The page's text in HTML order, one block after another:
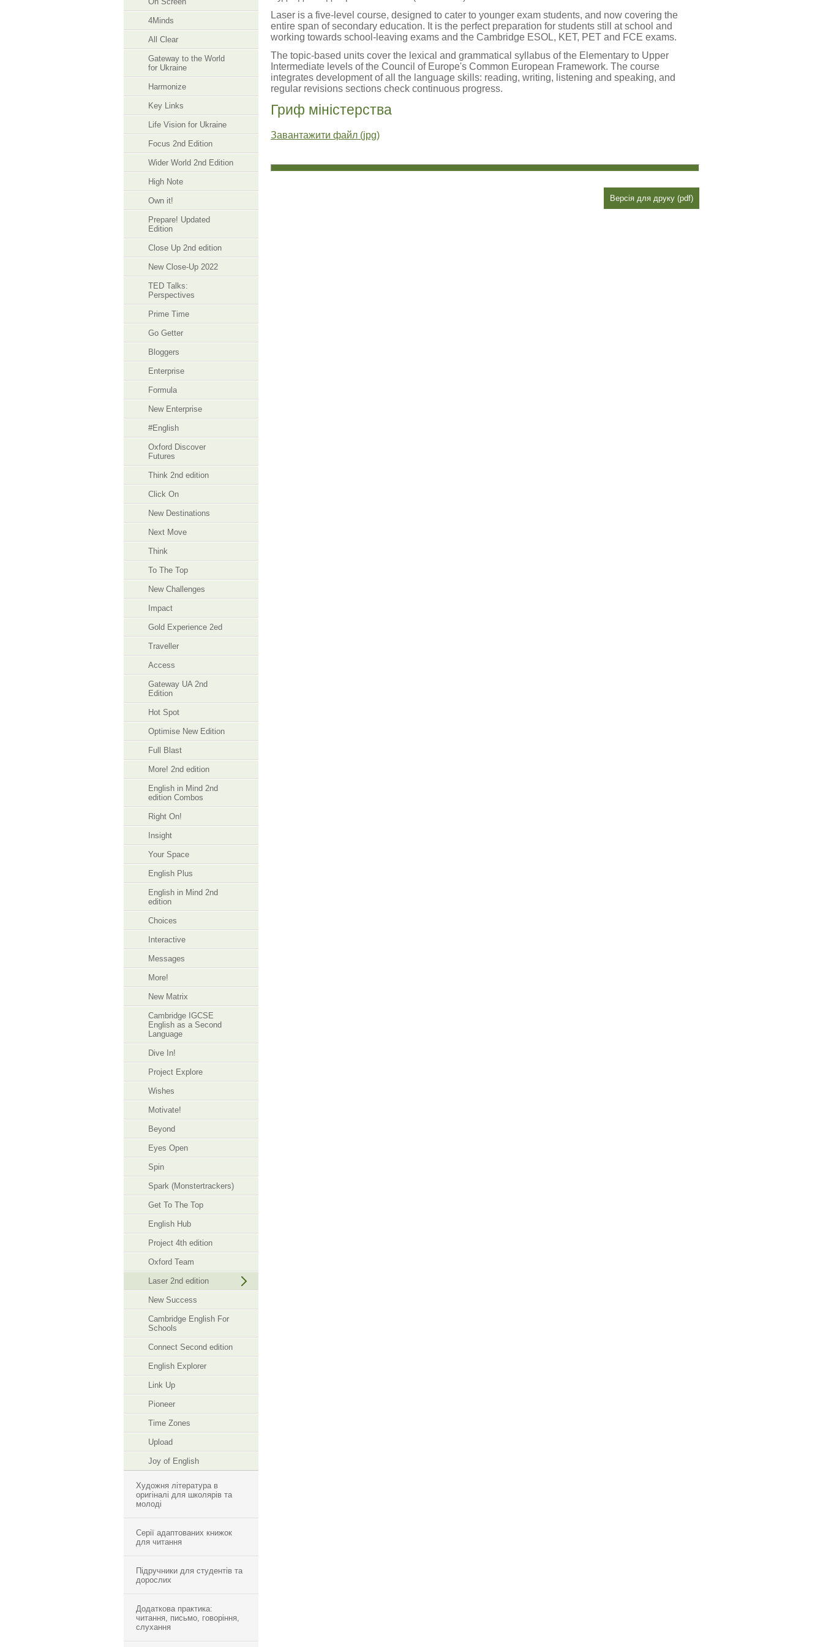
4Minds
All Clear
Gateway to the World
for Ukraine
Harmonize
Key Links
Life Vision for Ukraine
Focus 2nd Edition
Wider World 2nd Edition
High Note
Own it!
Prepare! Updated
Edition
Close Up 2nd edition
New Close-Up 2022
TED Talks:
Perspectives
Prime Time
Go Getter
Bloggers
Enterprise
Formula
New Enterprise
#English
Oxford Discover
Futures
Think 2nd edition
Click On
New Destinations
Next Move
Think
To The Top
New Challenges
Impact
Gold Experience 2ed
Traveller
Access
Gateway UA 2nd
Edition
Hot Spot
Optimise New Edition
Full Blast
More! 2nd edition
English in Mind 2nd
edition Combos
Right On!
Insight
Your Space
English Plus
English in Mind 2nd
edition
Choices
Interactive
Messages
More!
New Matrix
Cambridge IGCSE
English as a Second
Language
Dive In!
Project Explore
Wishes
Motivate!
Beyond
Eyes Open
Spin
Spark (Monstertrackers)
Get To The Top
English Hub
Project 4th edition
Oxford Team
Laser 2nd edition
New Success
Cambridge English For
Schools
Connect Second edition
English Explorer
Link Up
Pioneer
Time Zones
Upload
Joy of English
Художня література в
оригіналі для школярів та
молоді
Серії адаптованих книжок
для читання
Підручники для студентів та
дорослих
Додаткова практика:
читання, письмо, говоріння,
слухання
Laser is a five-level course, designed to cater to younger exam students, and now covering the
entire span of secondary education. It is the perfect preparation for students still at school and
working towards school-leaving exams and the Cambridge ESOL, KET, PET and FCE exams.
The topic-based units cover the lexical and grammatical syllabus of the Elementary to Upper
Intermediate levels of the Council of Europe's Common European Framework. The course
integrates development of all the language skills: reading, writing, listening and speaking, and
regular revisions sections check continuous progress.
Гриф міністерства
Завантажити файл (jpg)
Версія для друку (pdf)